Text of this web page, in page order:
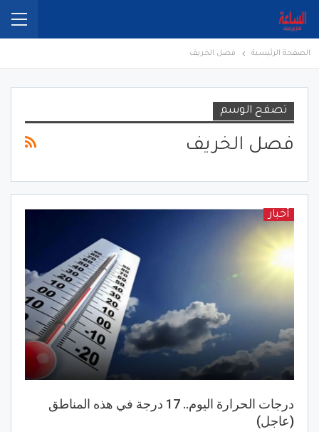
الصفحة الرئيسية فصل الخريف
تصفح الوسم
فصل الخريف
أخبار
درجات الحرارة اليوم.. 17 درجة في هذه المناطق
(عاجل)